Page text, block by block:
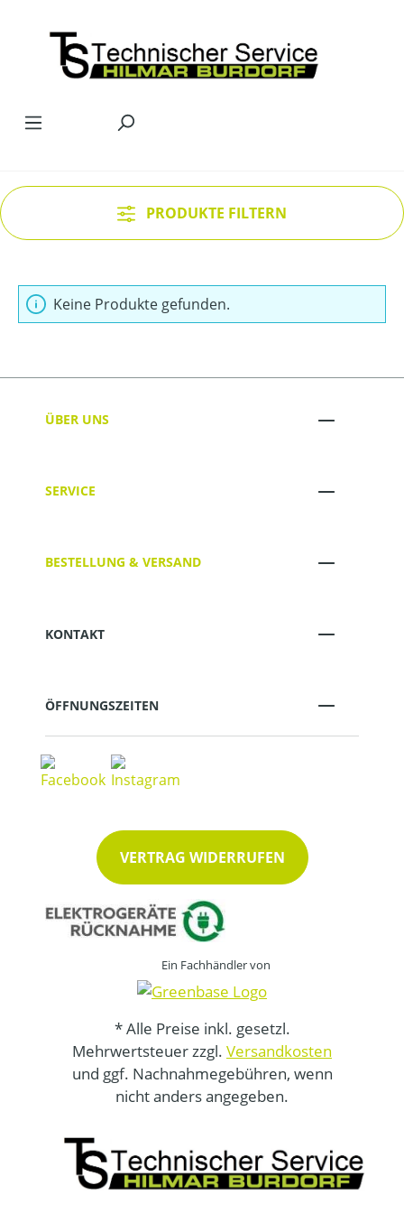
PRODUKTE FILTERN
Keine Produkte gefunden.
ÜBER UNS
SERVICE
BESTELLUNG & VERSAND
KONTAKT
ÖFFNUNGSZEITEN
VERTRAG WIDERRUFEN
Ein Fachhändler von
* Alle Preise inkl. gesetzl.
Mehrwertsteuer zzgl. Versandkosten
und ggf. Nachnahmegebühren, wenn
nicht anders angegeben.